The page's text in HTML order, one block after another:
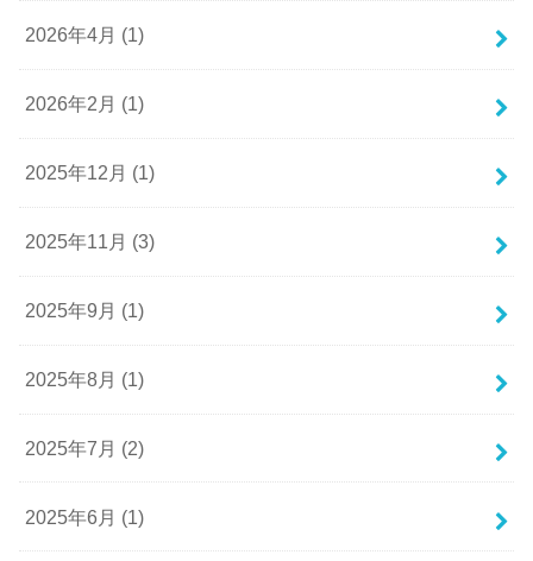
2026年4月 (1)
2026年2月 (1)
2025年12月 (1)
2025年11月 (3)
2025年9月 (1)
2025年8月 (1)
2025年7月 (2)
2025年6月 (1)